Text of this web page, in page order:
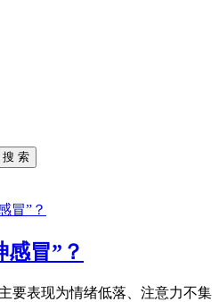
搜 索
冒”？
要表现为情绪低落、注意力不集